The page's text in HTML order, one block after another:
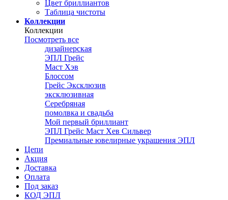
Цвет бриллиантов
Таблица чистоты
Коллекции
Коллекции
Посмотреть все
дизайнерская
ЭПЛ Грейс
Маст Хэв
Блоссом
Грейс Эксклюзив
эксклюзивная
Серебряная
помолвка и свадьба
Мой первый бриллиант
ЭПЛ Грейс Маст Хев Сильвер
Премиальные ювелирные украшения ЭПЛ
Цепи
Акция
Доставка
Оплата
Под заказ
КОД ЭПЛ